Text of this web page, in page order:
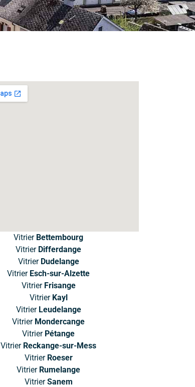
Vitrier Bettembourg
Vitrier Differdange
Vitrier Dudelange
Vitrier Esch-sur-Alzette
Vitrier Frisange
Vitrier Kayl
Vitrier Leudelange
Vitrier Mondercange
Vitrier Pétange
Vitrier Reckange-sur-Mess
Vitrier Roeser
Vitrier Rumelange
VitrierSanem